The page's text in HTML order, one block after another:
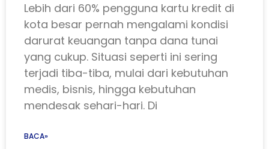
Lebih dari 60% pengguna kartu kredit di
kota besar pernah mengalami kondisi
darurat keuangan tanpa dana tunai
yang cukup. Situasi seperti ini sering
terjadi tiba-tiba, mulai dari kebutuhan
medis, bisnis, hingga kebutuhan
mendesak sehari-hari. Di
BACA»